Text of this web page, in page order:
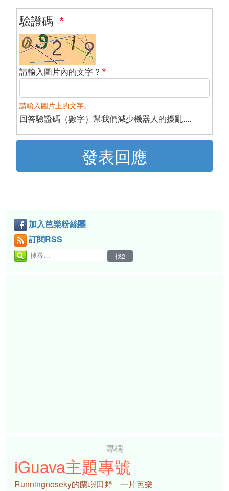
驗證碼
請輸入圖片內的文字 ?
請輸入圖片上的文字。
回答驗證碼（數字）幫我們減少機器人的擾亂....
加入芭樂粉絲團
訂閱RSS
專欄
iGuava主題專號
Runningnoseky的蘭嶼田野 一片芭樂